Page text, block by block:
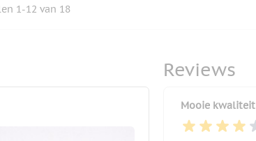
1-12 van 18
Reviews
Mooie kwaliteit